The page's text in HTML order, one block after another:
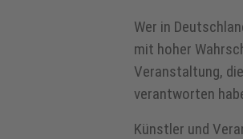
Wer in
mit hoher
Veranstaltung,
verantworten
Künstler und